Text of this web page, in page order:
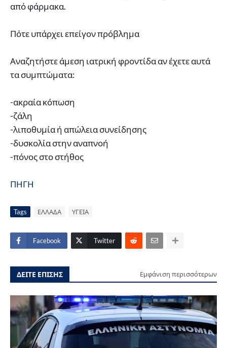
από φάρμακα.
Πότε υπάρχει επείγον πρόβλημα
Αναζητήστε άμεση ιατρική φροντίδα αν έχετε αυτά
τα συμπτώματα:
-ακραία κόπωση
-ζάλη
-λιποθυμία ή απώλεια συνείδησης
-δυσκολία στην αναπνοή
-πόνος στο στήθος
ΠΗΓΗ
Tags ΕΛΛΑΔΑ ΥΓΕΙΑ
Facebook Twitter
ΔΕΙΤΕ ΕΠΙΣΗΣ Εμφάνιση περισσότερων